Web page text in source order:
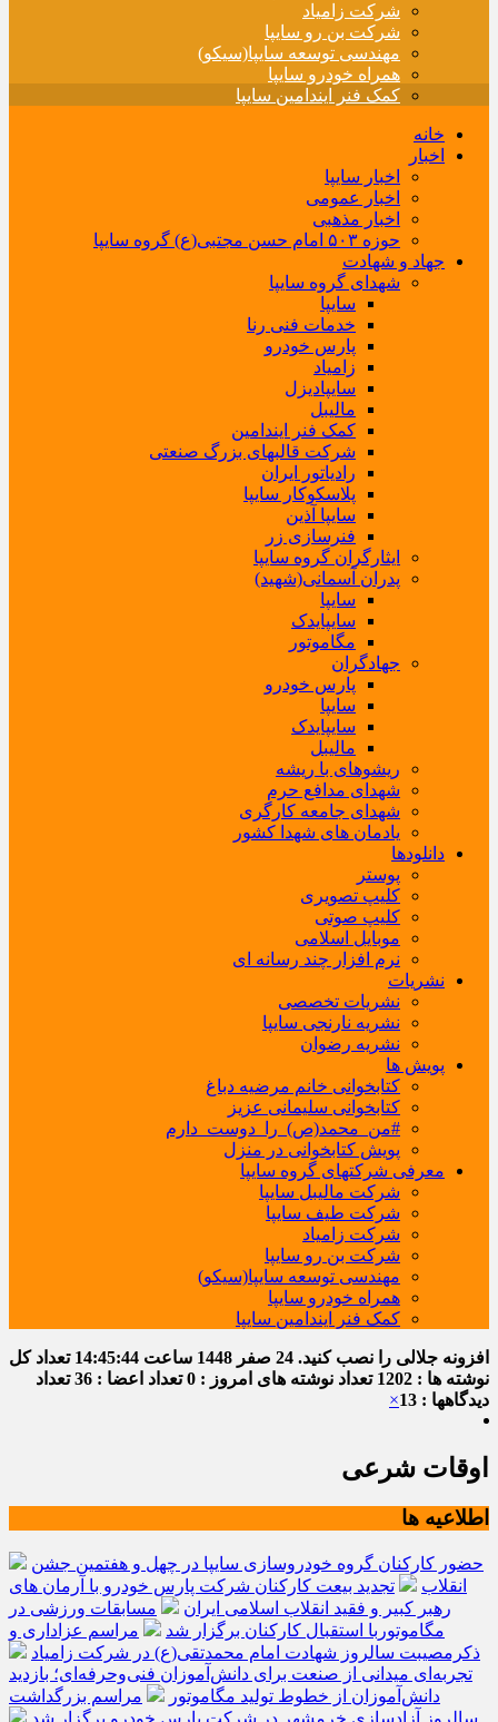
شرکت زامیاد
شرکت بن رو سایپا
مهندسی توسعه سایپا(سیکو)
همراه خودرو سایپا
کمک فنر ایندامین سایپا
خانه
اخبار
اخبار سایپا
اخبار عمومی
اخبار مذهبی
حوزه ۵۰۳ امام حسن مجتبی(ع) گروه سایپا
جهاد و شهادت
شهدای گروه سایپا
سایپا
خدمات فنی رنا
پارس خودرو
زامیاد
سایپادیزل
مالیبل
کمک فنر ایندامین
شرکت قالبهای بزرگ صنعتی
رادیاتور ایران
پلاسکوکار سایپا
سایپا آذین
فنرسازی زر
ایثارگران گروه سایپا
پدران آسمانی(شهید)
سایپا
سایپایدک
مگاموتور
جهادگران
پارس خودرو
سایپا
سایپایدک
مالیبل
ریشوهای با ریشه
شهدای مدافع حرم
شهدای جامعه کارگری
یادمان های شهدا کشور
دانلودها
پوستر
کلیپ تصویری
کلیپ صوتی
موبایل اسلامی
نرم افزار چند رسانه ای
نشریات
نشریات تخصصی
نشریه نارنجی سایپا
نشریه رضوان
پویش ها
کتابخوانی خانم مرضیه دباغ
کتابخوانی سلیمانی عزیز
#من_محمد(ص)_را_دوست_دارم
پویش کتابخوانی در منزل
معرفی شرکتهای گروه سایپا
شرکت مالیبل سایپا
شرکت طیف سایپا
شرکت زامیاد
شرکت بن رو سایپا
مهندسی توسعه سایپا(سیکو)
همراه خودرو سایپا
کمک فنر ایندامین سایپا
افزونه جلالی را نصب کنید. 24 صفر 1448 ساعت 14:45:45 تعداد کل
نوشته ها : 1202
تعداد نوشته های امروز : 0 تعداد اعضا : 36
تعداد
دیدگاهها : 13
×
اوقات شرعی
اطلاعیه ها
حضور کارکنان گروه خودروسازی سایپا در چهل و هفتمین جشن
انقلاب
تجدید بیعت کارکنان شرکت پارس خودرو با آرمان های
رهبر کبیر و فقید انقلاب اسلامی ایران
مسابقات ورزشی در
مگاموتوربا استقبال کارکنان برگزار شد
مراسم عزاداری و
ذکرمصیبت سالروز شهادت امام محمدتقی(ع) در شرکت زامیاد
تجربه‌ای میدانی از صنعت برای دانش‌آموزان فنی‌وحرفه‌ای؛ بازدید
دانش‌آموزان از خطوط تولید مگاموتور
مراسم بزرگداشت
سالروز آزادسازی خرمشهر در شرکت پارس خودرو برگزار شد